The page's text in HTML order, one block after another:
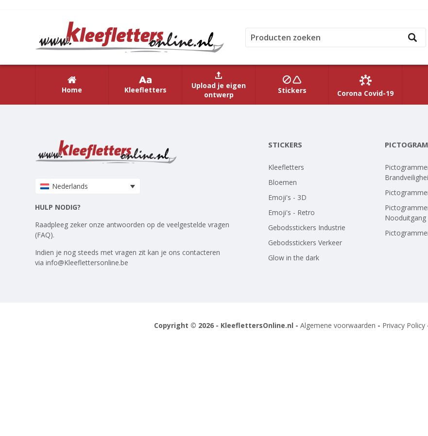
Home Kleefletters
Upload je eigen
ontwerp
Stickers Corona Covid-19
Nederlands
HULP NODIG?
Raadpleeg zeker onze antwoorden op de veelgestelde vragen
(FAQ).
Indien je nog steeds met vragen zit kan je ons contacteren
via info@Kleeflettersonline.be
STICKERS
Kleefletters
Bloemen
Emoji's - 3D
Emoji's - Retro
Gebodsstickers Industrie
Gebodsstickers Verkeer
Glow in the dark
Nooduitgang
Copyright © 2026 - KleeflettersOnline.nl - Algemene voorwaarden - Privacy Policy